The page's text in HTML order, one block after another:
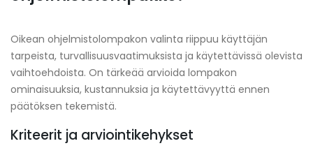
Oikean ohjelmistolompakon valinta riippuu käyttäjän
tarpeista, turvallisuusvaatimuksista ja käytettävissä olevista
vaihtoehdoista. On tärkeää arvioida lompakon
ominaisuuksia, kustannuksia ja käytettävyyttä ennen
päätöksen tekemistä.
Kriteerit ja arviointikehykset